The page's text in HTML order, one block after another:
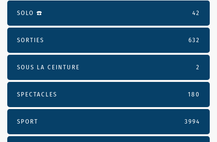
SOLO ☎️ 42
SORTIES 632
SOUS LA CEINTURE 2
SPECTACLES 180
SPORT 3994